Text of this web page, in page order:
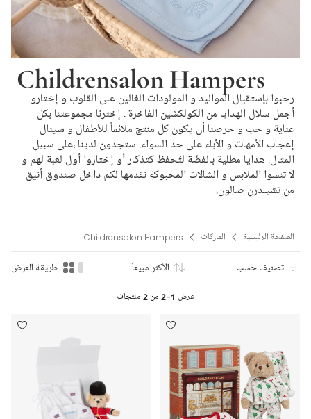
Childrensalon Hampers
رحبوا بإستقبال المواليد و المولودات الغالين على القلوب و إختارو
أجمل سلال الهدايا من الكولكشين الفاخرة . إخترنا مجموعتنا بكل
عناية و حب و حرصنا أن يكون كل منتج ملائماً للأطفال و سينال
إعجاب الأمهات و الأباء على حد السواء. ستجدون لدينا ،على سبيل
المثال، هدايا مطلية بالفضّة لتُحفظ كتذكار أو إختاروا أول لعبة لهم و
لا تنسوا الملابس و الشالات المحبوكة نقدمها لكم داخل صندوق أنيق
من تشيلدرن صالون.
الصفحة الرئيسية الماركات Childrensalon Hampers
تصنيف حسب الأكثر مبيعاً طريقة العرض
عرض 1-2 من 2 منتجات